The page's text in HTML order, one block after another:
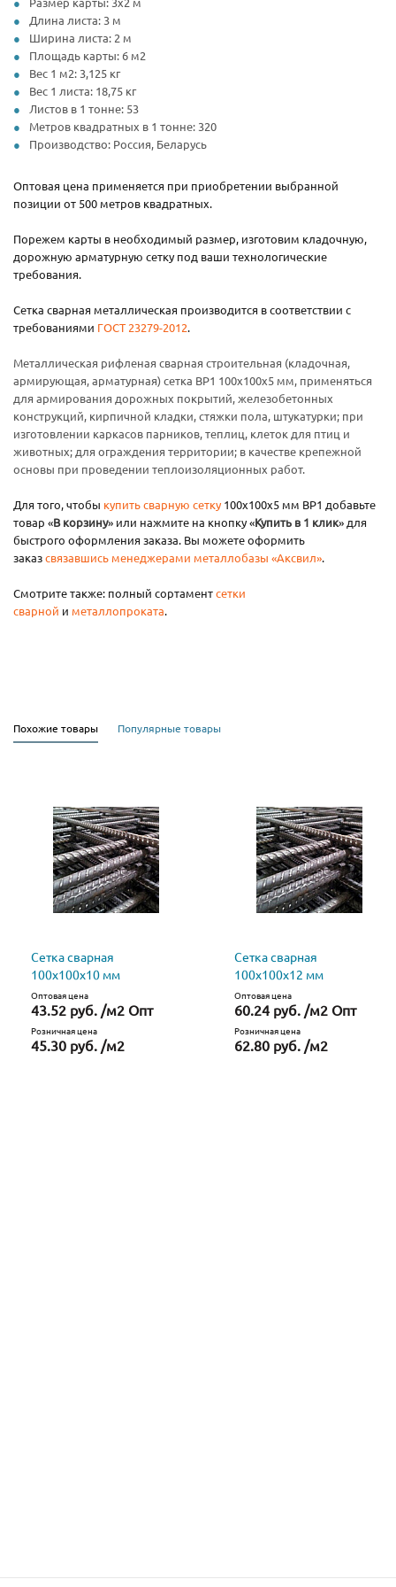
Длина листа: 3 м
Ширина листа: 2 м
Площадь карты: 6 м2
Вес 1 м2: 3,125 кг
Вес 1 листа: 18,75 кг
Листов в 1 тонне: 53
Метров квадратных в 1 тонне: 320
Производство: Россия, Беларусь
Оптовая цена применяется при приобретении выбранной
позиции от 500 метров квадратных.
Порежем карты в необходимый размер, изготовим кладочную,
дорожную арматурную сетку под ваши технологические
требования.
Сетка сварная металлическая производится в соответствии с
требованиями ГОСТ 23279-2012.
Металлическая рифленая сварная строительная (кладочная,
армирующая, арматурная) сетка ВР1 100x100x5 мм, применяться
для армирования дорожных покрытий, железобетонных
конструкций, кирпичной кладки, стяжки пола, штукатурки; при
изготовлении каркасов парников, теплиц, клеток для птиц и
животных; для ограждения территории; в качестве крепежной
основы при проведении теплоизоляционных работ.
Для того, чтобы купить сварную сетку100х100х5 мм ВР1 добавьте
товар «В корзину» или нажмите на кнопку «Купить в 1 клик» для
быстрого оформления заказа. Вы можете оформить
заказсвязавшись менеджерами металлобазы «Аксвил».
Смотрите также: полный сортаментсетки
сварной и металлопроката.
Похожие товары Популярные товары
Сетка сварная
100х100х10 мм
Оптовая цена
43.52 руб. /м2 Опт
Розничная цена
45.30 руб. /м2
Сетка сварная
100х100х12 мм
Оптовая цена
60.24 руб. /м2 Опт
Розничная цена
62.80 руб. /м2